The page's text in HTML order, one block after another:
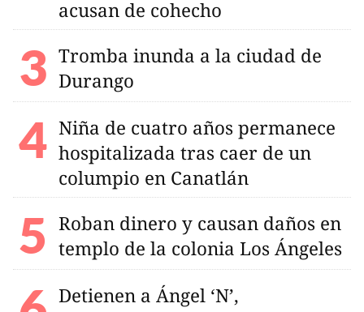
acusan de cohecho
Tromba inunda a la ciudad de
Durango
Niña de cuatro años permanece
hospitalizada tras caer de un
columpio en Canatlán
Roban dinero y causan daños en
templo de la colonia Los Ángeles
Detienen a Ángel ‘N’,